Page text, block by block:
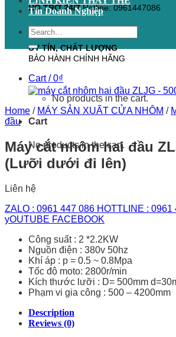
HỖ TRỢ 24/7Hotline: 0961447086
UY TÍN, CHẤT LƯỢNG
BẢO HÀNH CHÍNH HÃNG
Cart /0₫
No products in the cart.
Cart
No products in the cart.
Tin Doanh Nghiệp
Search
for:
Home / MÁY SẢN XUẤT CỬA NHÔM /
đầu
Máy cắt nhôm hai đầu
(Lưỡi dưới đi lên)
Liên hệ
ZALO : 0961 447 086 HOTTLINE : 0961
yOUTUBE FACEBOOK
Công suất : 2 *2.2KW
Nguồn điện : 380v 50hz
Khí áp : p = 0.5 ~ 0.8Mpa
Tốc độ moto: 2800r/min
Kích thước lưỡi : D= 500mm
Phạm vi gia công : 500 – 4200mm
Description
Reviews (0)